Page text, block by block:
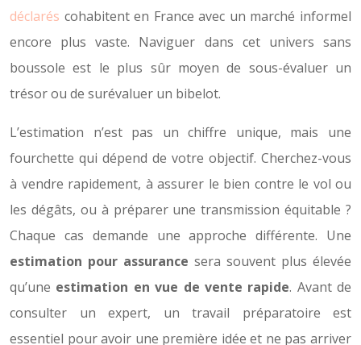
déclarés cohabitent en France avec un marché informel
encore plus vaste. Naviguer dans cet univers sans
boussole est le plus sûr moyen de sous-évaluer un
trésor ou de surévaluer un bibelot.
L’estimation n’est pas un chiffre unique, mais une
fourchette qui dépend de votre objectif. Cherchez-vous
à vendre rapidement, à assurer le bien contre le vol ou
les dégâts, ou à préparer une transmission équitable ?
Chaque cas demande une approche différente. Une
estimation pour assurance sera souvent plus élevée
qu’une estimation en vue de vente rapide. Avant de
consulter un expert, un travail préparatoire est
essentiel pour avoir une première idée et ne pas arriver